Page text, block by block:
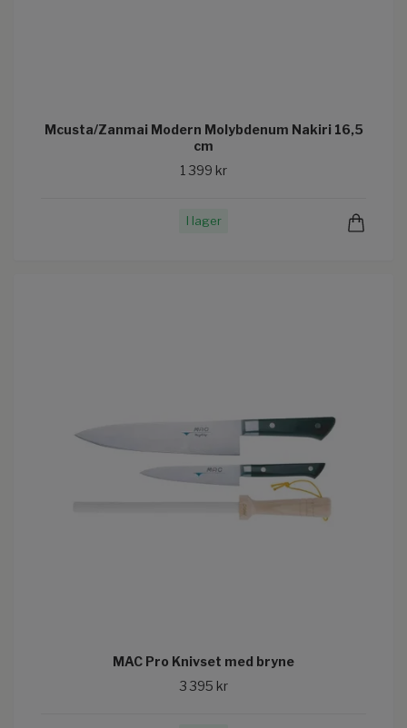
Mcusta/Zanmai Modern Molybdenum Nakiri 16,5
cm
1 399 kr
I lager
MAC Pro Knivset med bryne
3 395 kr